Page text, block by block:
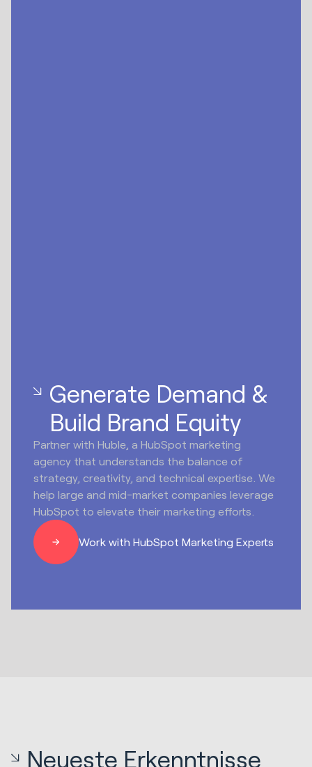
Generate Demand &
Build Brand Equity
Partner with Huble, a HubSpot marketing
agency that understands the balance of
strategy, creativity, and technical expertise. We
help large and mid-market companies leverage
HubSpot to elevate their marketing efforts.
Work with HubSpot Marketing Experts
Neueste Erkenntnisse